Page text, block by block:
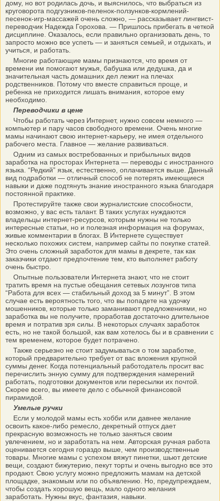
дому, но вот родилась дочь, и выяснилось, что выбраться из
круговорота подгузников-пеленок-ползунков-кормлений-
песенок-игр-массажей очень сложно, — рассказывает лингвист-
переводчик Надежда Горохова. — Пришлось прибегать в четкой
дисциплине. Оказалось, если правильно организовать день, то
запросто можно все успеть — и заняться семьей, и отдыхать, и
учиться, и работать.
Многие работающие мамы признаются, что время от
времени им помогают мужья, бабушка или дедушка, да и
значительная часть домашних дел лежит на плечах
родственников. Потому что вместе справиться проще, и
ребенка не приходится лишать внимания, которое ему
необходимо.
Переводчики в цене
Чтобы работать через Интернет, нужно совсем немного —
компьютер и пару часов свободного времени. Очень многие
мамы начинают свою интернет-карьеру, не имея отдельного
рабочего места. Главное — желание развиваться.
Одним из самых востребованных и прибыльных видов
заработка на просторах Интернета — переводы с иностранного
языка. “Редкий” язык, естественно, оплачивается выше. Данный
вид подработки — отличный способ не потерять имеющиеся
навыки и даже подтянуть знание иностранного языка благодаря
постоянной практике.
Протестируйте также свои журналистские способности,
возможно, у вас есть талант. В таких услугах нуждаются
владельцы интернет-ресурсов, которым нужны не только
интересные статьи, но и полезная информация на форумах,
живые комментарии в блогах. В Интернете существует
несколько похожих систем, например сайты по покупке статей.
Это очень сложный заработок для мамы в декрете, так как
заказчики отдают предпочтение тем, кто выполняет работу
очень быстро.
Опытные пользователи Интернета знают, что не стоит
тратить время на пустые обещания сетевых лозунгов типа
“Работа для всех — стабильный доход за 5 минут”. В этом
случае есть вероятность того, что вы попадете на удочку
мошенников, которые только заманивают предложениями, но
заработка вы не получите, проработав достаточно длительное
время и потратив зря силы. В некоторых случаях заработок
есть, но не такой большой, как вам хотелось бы и в сравнении с
тем временем, которое будет потрачено.
Также серьезно не стоит задумываться о том заработке,
который предварительно требует от вас вложения крупной
суммы денег. Когда потенциальный работодатель просит вас
перечислить энную сумму для подтверждения намерений
работать, подготовки документов или пересылки их почтой.
Скорее всего, вы имеете дело с обычной финансовой
пирамидой.
Умелые ручки
Если у молодой мамы есть хобби или давнее желание
освоить какое-либо ремесло, декретный отпуск дает
прекрасную возможность не только заняться своим
увлечением, но и заработать на нем. Авторская ручная работа
оценивается сегодня гораздо выше, чем производственные
товары. Многие мамы с успехом вяжут пинетки, шьют детские
вещи, создают бижутерию, пекут торты и очень выгодно все это
продают. Свою услугу можно предложить мамам на детской
площадке, знакомым или по объявлению. Но, предупреждаем,
чтобы создать хорошую вещь, мало одного желания
заработать. Нужны вкус, фантазия, навыки.